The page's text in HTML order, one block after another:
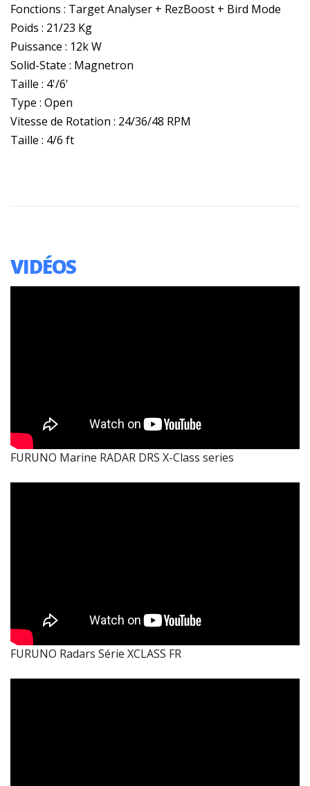
Fonctions : Target Analyser + RezBoost + Bird Mode
Poids : 21/23 Kg
Puissance : 12k W
Solid-State : Magnetron
Taille : 4'/6'
Type : Open
Vitesse de Rotation : 24/36/48 RPM
Taille : 4/6 ft
VIDÉOS
FURUNO Marine RADAR DRS X-Class series
FURUNO Radars Série XCLASS FR